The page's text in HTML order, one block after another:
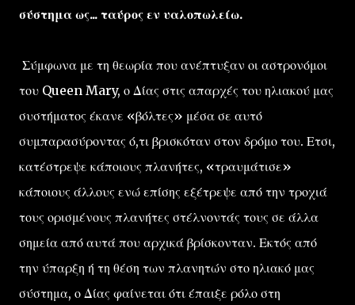
σύστημα ως... ταύρος εν υαλοπωλείω.
Σύμφωνα με τη θεωρία που ανέπτυξαν οι αστρονόμοι
του Queen Mary, ο Δίας στις απαρχές του ηλιακού μας
συστήματος έκανε «βόλτες» μέσα σε αυτό
συμπαρασύροντας ό,τι βρισκόταν στον δρόμο του. Ετσι,
κατέστρεψε κάποιους πλανήτες, «τραυμάτισε»
κάποιους άλλους ενώ επίσης εξέτρεψε από την τροχιά
τους ορισμένους πλανήτες στέλνοντάς τους σε άλλα
σημεία από αυτά που αρχικά βρίσκονταν. Εκτός από
την ύπαρξη ή τη θέση των πλανητών στο ηλιακό μας
σύστημα, ο Δίας φαίνεται ότι έπαιξε ρόλο στη